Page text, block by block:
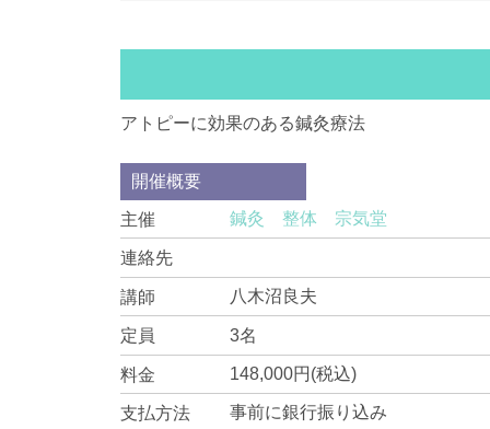
アトピーに効果のある鍼灸療法
開催概要
主催 鍼灸 整体 宗気堂
連絡先
講師 八木沼良夫
定員 3名
料金 148,000円(税込)
支払方法 事前に銀行振り込み